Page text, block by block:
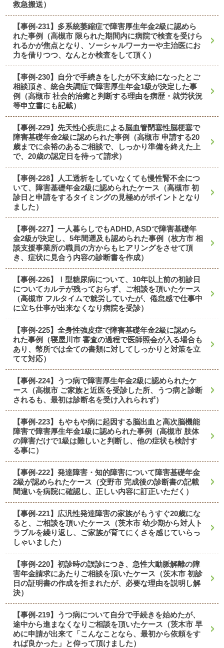
救急搬送）
【事例-231】多系統萎縮症で障害厚生年金2級に認めら
れた事例（高槻市 限られた期間内に病院で検査を受けら
れるかが焦点となり、ソーシャルワーカーや主治医にお
力を借りつつ、なんとか検査をして頂く）
【事例-230】自分で手続きをしたが不支給になったとご
相談頂き、統合失調症で障害厚生年金1級が決定した事
例（高槻市 社会的治癒と判断する理由を病歴・就労状況
等申立書にも記載）
【事例-229】先天性心疾患による脳血管閉塞性脳梗塞で
障害基礎年金2級に認められた事例（高槻市 申請する20
歳までに余裕のあるご相談で、しっかり準備を終えた上
で、20歳の認定日を待って請求）
【事例-228】人工透析をしていなくても慢性腎不全につ
いて、障害基礎年金2級に認められたケース（高槻市 初
診日と申請をするタイミングの見極めがポイントとなり
ました）
【事例-227】一人暮らしでもADHD, ASDで障害基礎年
金2級が決定し、5年間遡及も認められた事例（枚方市 相
談支援事業所の職員の方からもヒアリングをさせて頂
き、症状に見合う内容の診断書を作成）
【事例-226】Ⅰ型糖尿病について、10年以上前の初診日
についてカルテが残っておらず、ご相談を頂いたケース
（高槻市 フルタイムで就労していたが、倦怠感で仕事中
に立ち仕事が出来なくなり病院を受診）
【事例-225】全身性強皮症で障害基礎年金2級に認めら
れた事例（寝屋川市 審査の過程で医師照会が入る場合も
あり、幣所では全ての書類に対してしっかりと対策を立
てて対応）
【事例-224】うつ病で障害厚生年金2級に認められたケ
ース（高槻市 ご家族と近医を受診した所、うつ病と診断
されるも、最初は診断名を受け入れられず）
【事例-223】もやもや病に起因する脳出血と高次脳機能
障害で障害厚生年金1級に認められた事例（高槻市 肢体
の障害だけで1級は難しいと判断し、他の症状も検討す
る事に）
【事例-222】発達障害・知的障害について障害基礎年金
2級が認められたケース（交野市 完成後の診断書の記載
間違いを病院に確認し、正しい内容に訂正いただく）
【事例-221】広汎性発達障害の家族がもうすぐ20歳にな
ると、ご相談を頂いたケース（茨木市 幼少期から対人ト
ラブルを繰り返し、ご家族が育てにくさを感じていらっ
しゃいました）
【事例-220】初診時の誤診につき、急性大動脈解離の障
害年金請求にあたりご相談を頂いたケース（茨木市 初診
日の証明書の作成を拒まれたが、必要な理由を説明し解
決）
【事例-219】うつ病について自分で手続きを始めたが、
途中から進まなくなりご相談を頂いたケース（茨木市 早
めに申請が出来て「こんなことなら、最初から依頼をす
れば良かった」と仰って頂けました）